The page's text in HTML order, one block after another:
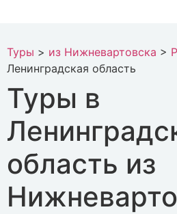
Туры > из Нижневартовска >
Ленинградская область
Туры в
область из